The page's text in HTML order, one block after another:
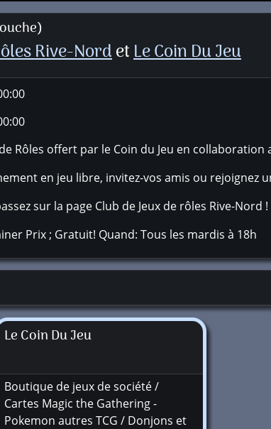
Rive-NordetLe Coin Du Jeu
Rôles offert par le Coin du Jeu en collaboration
en jeu libre, invitez-vos amis ou rejoignez
sur la page Club de Jeux de rôles Rive-Nord !
Prix ; Gratuit! Quand: Tous les mardis à 18h
Le Coin Du Jeu
Boutique de jeux de société /
Cartes Magic the Gathering -
Pokemon autres TCG / Donjons et